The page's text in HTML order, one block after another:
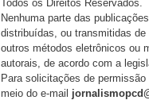
Todos os Direitos Reservados.
Nenhuma parte das
distribuídas, ou transmitidas
outros métodos eletrônicos ou
autorais, de acordo com a
Para solicitações de
meio do e-mail